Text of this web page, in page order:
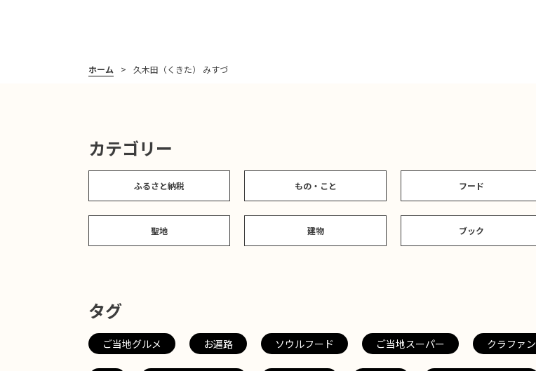
ホーム 久木田（くきた） みすづ
カテゴリー
ふるさと納税 もの・こと フード
聖地 建物 ブック
タグ
ご当地グルメ お遍路 ソウルフード ご当地スーパー クラファン